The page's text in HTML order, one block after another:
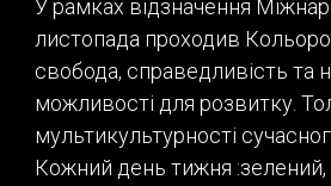
У рамках відзначення
листопада проходив
свобода, справедливість та
можливості для розвитку.
мультикультурності
Кожний день тижня